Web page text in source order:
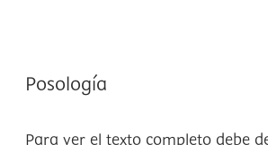
Posología
Para ver el texto completo debe